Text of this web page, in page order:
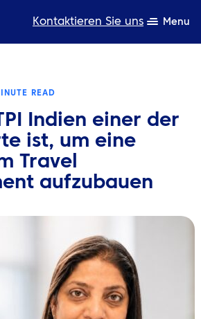
Kontaktieren Sie uns Menu
READ
Indien einer der
ist, um eine
Travel
aufzubauen